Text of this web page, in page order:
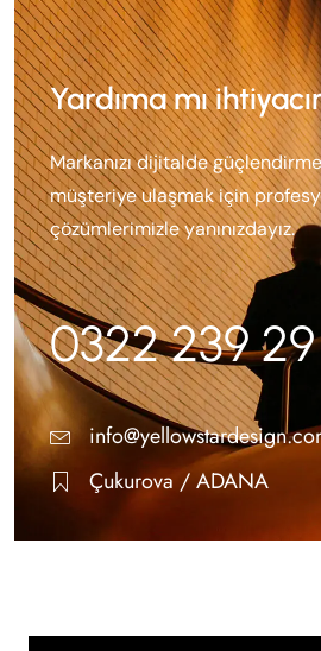
Yardıma mı
Markanızı dijitalde
müşteriye ulaşmak için
çözümlerimizle yanınızdayız.
0322 239
Çukurova / ADANA